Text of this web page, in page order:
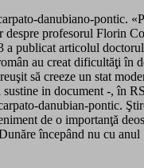
danubiano-pontic.
profesorul Florin
a publicat articolul
au creat dificultăţi în
să creeze un stat
in document -, în
danubian-pontic.
de o importanţă
începând nu cu